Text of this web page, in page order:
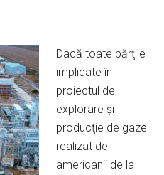
Dacă toate părţile
implicate în
proiectul de
explorare şi
producţie de gaze
realizat de
americanii de la